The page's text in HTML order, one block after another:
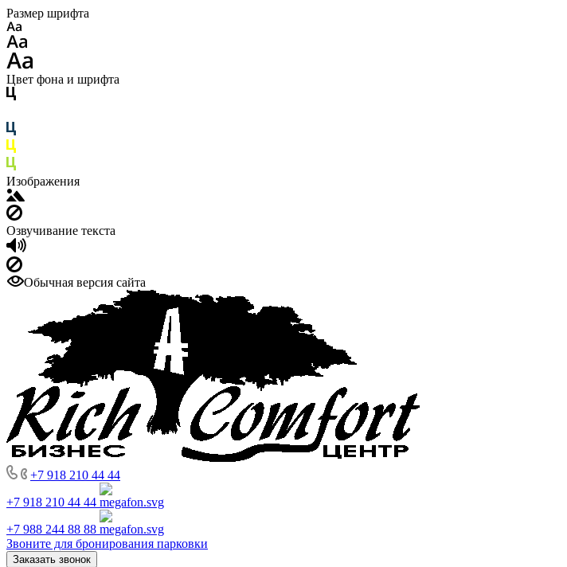
Размер шрифта
Цвет фона и шрифта
Изображения
Озвучивание текста
Обычная версия сайта
+7 918 210 44 44
+7 918 210 44 44
+7 988 244 88 88
Звоните для бронирования парковки
Заказать звонок